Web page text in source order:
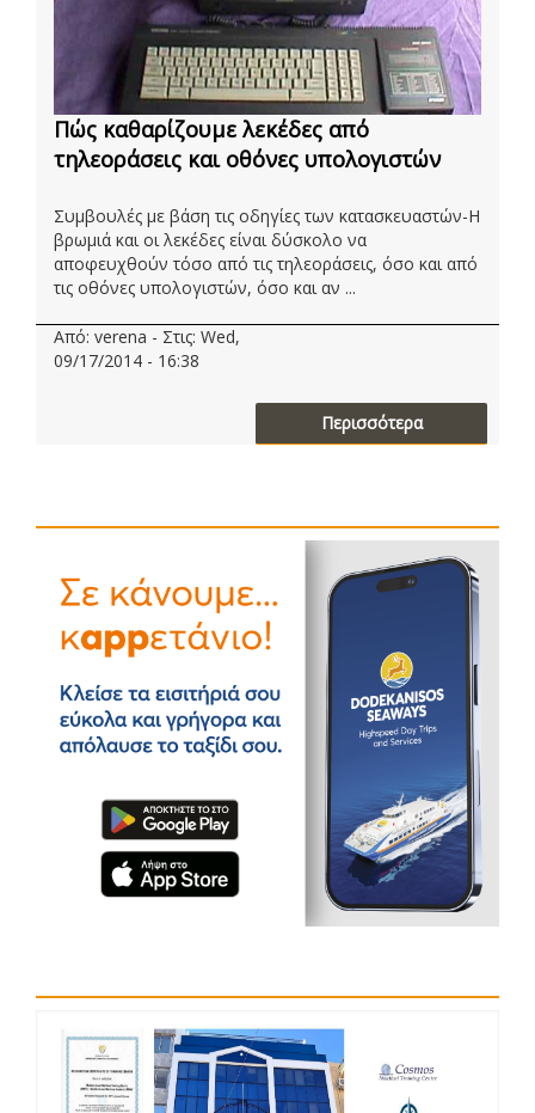
Πώς καθαρίζουμε λεκέδες από
τηλεοράσεις και οθόνες υπολογιστών
Συμβουλές με βάση τις οδηγίες των κατασκευαστών-Η
βρωμιά και οι λεκέδες είναι δύσκολο να
αποφευχθούν τόσο από τις τηλεοράσεις, όσο και από
τις οθόνες υπολογιστών, όσο και αν ...
Από: verena - Στις: Wed,
09/17/2014 - 16:38
Περισσότερα